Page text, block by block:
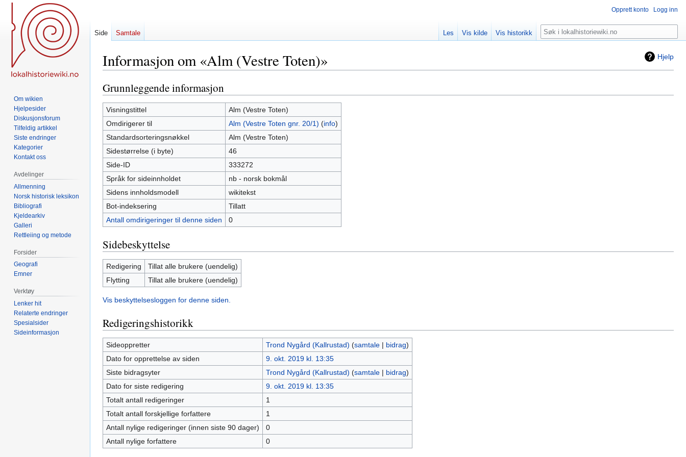
Hjelp
Informasjon om «Alm (Vestre Toten)»
Hopp
til
navigering
Hopp
til
søk
Grunnleggende informasjon
Visningstittel
Alm (Vestre Toten)
Omdirigerer til
Alm (Vestre Toten gnr. 20/1) (info)
Standardsorteringsnøkkel
Alm (Vestre Toten)
Sidestørrelse (i byte)
46
Side-ID
333272
Språk for sideinnholdet
nb - norsk bokmål
Sidens innholdsmodell
wikitekst
Bot-indeksering
Tillatt
Antall omdirigeringer til denne siden
0
Sidebeskyttelse
Redigering
Tillat alle brukere (uendelig)
Flytting
Tillat alle brukere (uendelig)
Vis beskyttelsesloggen for denne siden.
Redigeringshistorikk
Sideoppretter Trond Nygård (Kallrustad) (samtale| bidrag)
Dato for opprettelse av siden
9. okt. 2019 kl. 13:35
Siste bidragsyter
Trond Nygård (Kallrustad) (samtale| bidrag)
Dato for siste redigering
9. okt. 2019 kl. 13:35
Totalt antall redigeringer
1
Totalt antall forskjellige forfattere
1
Antall nylige redigeringer (innen siste 90 dager)
0
Antall nylige forfattere
0
Opprett konto Logg inn
Side Samtale Les Vis kilde Vis historikk Søk
Om wikien
Hjelpesider
Diskusjonsforum
Tilfeldig artikkel
Siste endringer
Kategorier
Kontakt oss
Avdelinger
Allmenning
Norsk historisk leksikon
Bibliografi
Kjeldearkiv
Galleri
Rettleiing og metode
Forsider
Geografi
Emner
Verktøy
Lenker hit
Relaterte endringer
Spesialsider
Sideinformasjon